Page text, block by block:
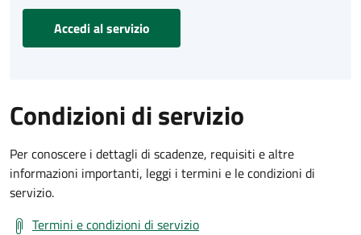
Accedi al servizio
Condizioni di servizio
Per conoscere i dettagli di scadenze, requisiti e altre
informazioni importanti, leggi i termini e le condizioni di
servizio.
Termini e condizioni di servizio